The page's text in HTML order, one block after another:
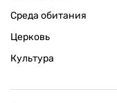
Среда обитания
Церковь
Культура